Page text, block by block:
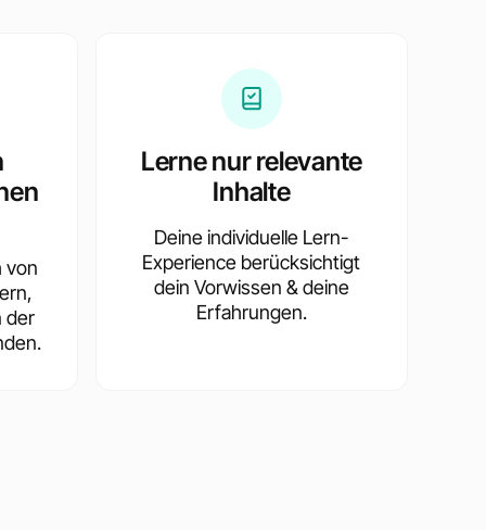
von
der
Lerne nur relevante
Inhalte
Deine individuelle Lern-
Experience berücksichtigt
dein Vorwissen & deine
Erfahrungen.